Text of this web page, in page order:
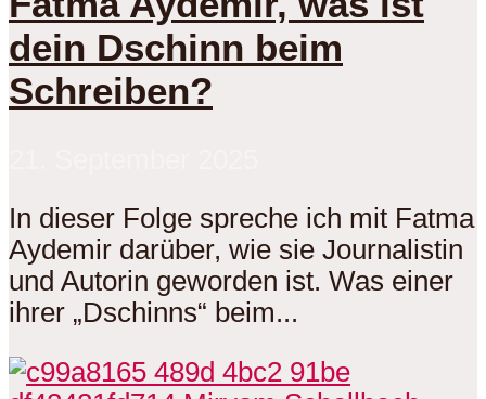
dein Dschinn beim
Schreiben?
In dieser Folge spreche ich mit Fatma
Aydemir darüber, wie sie Journalistin
und Autorin geworden ist. Was einer
ihrer „Dschinns“ beim...